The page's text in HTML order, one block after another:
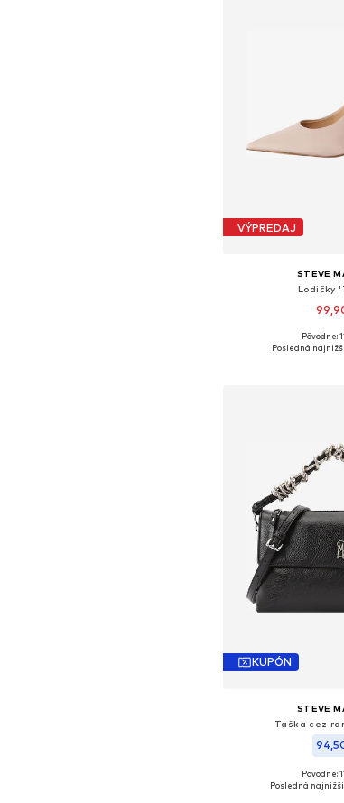
VÝPREDAJ
STEVE
Lodičky
Dostupné veľkosti:
Pôvodne:
Posledná
KUPÓN
STEVE
Taška cez
Dostupné
Pôvodne:
Posledná